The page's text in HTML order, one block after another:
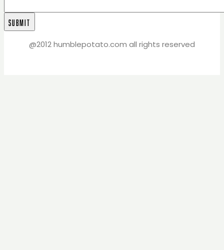
@2012 humblepotato.com all rights reserved